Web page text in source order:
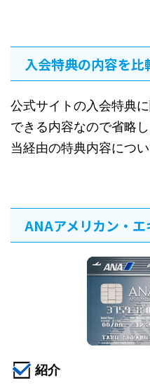
入会特典の内容を比
公式サイトの入会特典
できる内容なので省略
当経由の特典内容につ
ANAアメリカン・
紹介